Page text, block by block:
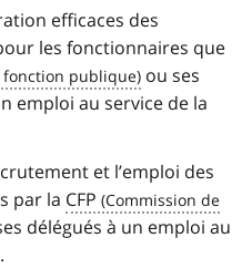
efficaces des
les fonctionnaires que
ou ses
emploi au service de la
et l’emploi des
par la CFP
délégués à un emploi au